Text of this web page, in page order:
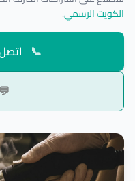
الكويت الرسمي.
📞 اتصل
💬